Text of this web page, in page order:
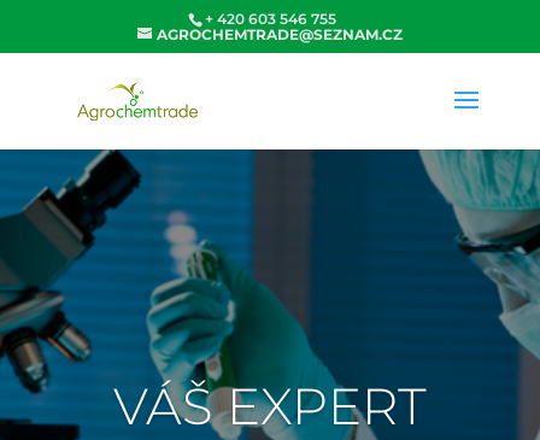
+ 420 603 546 755
AGROCHEMTRADE@SEZNAM.CZ
VÁŠ EXPERT